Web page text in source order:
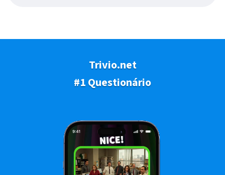
Trivio.net
#1 Questionário